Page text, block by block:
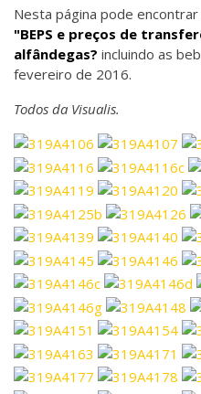
Nesta página pode
"BEPS e preços de
alfândegas? incluindo as
fevereiro de 2016.
Todos da Visualis.